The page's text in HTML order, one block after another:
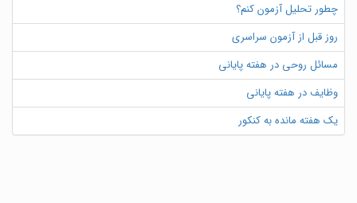
چطور تحلیل آزمون کنم؟
روز قبل از آزمون سراسری
مسائل روحی در هفته پایانی
وظایف در هفته پایانی
یک هفته مانده به کنکور